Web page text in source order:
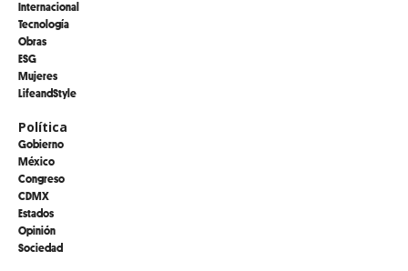
Internacional
Tecnología
Obras
ESG
Mujeres
LifeandStyle
Política
Gobierno
México
Congreso
CDMX
Estados
Opinión
Sociedad